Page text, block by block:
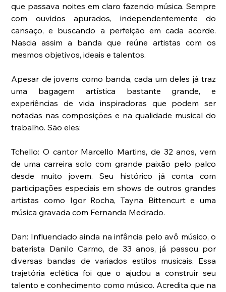
que passava noites em claro fazendo música. Sempre
com ouvidos apurados, independentemente do
cansaço, e buscando a perfeição em cada acorde.
Nascia assim a banda que reúne artistas com os
mesmos objetivos, ideais e talentos.
Apesar de jovens como banda, cada um deles já traz
uma bagagem artística bastante grande, e
experiências de vida inspiradoras que podem ser
notadas nas composições e na qualidade musical do
trabalho. São eles:
Tchello: O cantor Marcello Martins, de 32 anos, vem
de uma carreira solo com grande paixão pelo palco
desde muito jovem. Seu histórico já conta com
participações especiais em shows de outros grandes
artistas como Igor Rocha, Tayna Bittencurt e uma
música gravada com Fernanda Medrado.
Dan: Influenciado ainda na infância pelo avô músico, o
baterista Danilo Carmo, de 33 anos, já passou por
diversas bandas de variados estilos musicais. Essa
trajetória eclética foi que o ajudou a construir seu
talento e conhecimento como músico. Acredita que na